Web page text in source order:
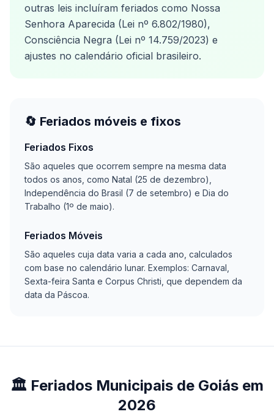
outras leis incluíram feriados como Nossa
Senhora Aparecida (Lei nº 6.802/1980),
Consciência Negra (Lei nº 14.759/2023) e
ajustes no calendário oficial brasileiro.
🔄 Feriados móveis e fixos
Feriados Fixos
São aqueles que ocorrem sempre na mesma data
todos os anos, como Natal (25 de dezembro),
Independência do Brasil (7 de setembro) e Dia do
Trabalho (1º de maio).
Feriados Móveis
São aqueles cuja data varia a cada ano, calculados
com base no calendário lunar. Exemplos: Carnaval,
Sexta-feira Santa e Corpus Christi, que dependem da
data da Páscoa.
🏛️ Feriados Municipais de Goiás em
2026